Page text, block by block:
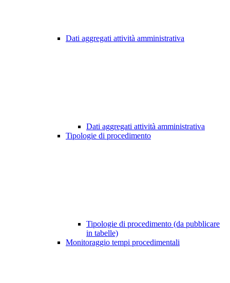
Dati aggregati attività amministrativa
Dati aggregati attività amministrativa
Tipologie di procedimento
Tipologie di procedimento (da pubblicare
in tabelle)
Monitoraggio tempi procedimentali